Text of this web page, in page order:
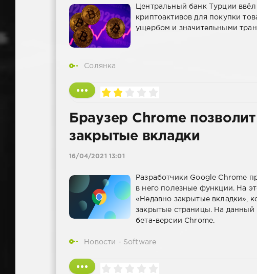
Центральный банк Турции
криптоактивов для покупки
ущербом и значительными
Солянка
Браузер Chrome
закрытые вкладки
16/04/2021 13:01
Разработчики Google Chrome
в него полезные функции. На
«Недавно закрытые вкладки»,
закрытые страницы. На данный
бета-версии Chrome.
Новости - Software